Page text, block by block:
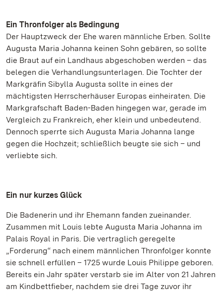
Ein Thronfolger als Bedingung
Der Hauptzweck der Ehe waren männliche Erben. Sollte
Augusta Maria Johanna keinen Sohn gebären, so sollte
die Braut auf ein Landhaus abgeschoben werden – das
belegen die Verhandlungsunterlagen. Die Tochter der
Markgräfin Sibylla Augusta sollte in eines der
mächtigsten Herrscherhäuser Europas einheiraten. Die
Markgrafschaft Baden-Baden hingegen war, gerade im
Vergleich zu Frankreich, eher klein und unbedeutend.
Dennoch sperrte sich Augusta Maria Johanna lange
gegen die Hochzeit; schließlich beugte sie sich – und
verliebte sich.
Ein nur kurzes Glück
Die Badenerin und ihr Ehemann fanden zueinander.
Zusammen mit Louis lebte Augusta Maria Johanna im
Palais Royal in Paris. Die vertraglich geregelte
„Forderung“ nach einem männlichen Thronfolger konnte
sie schnell erfüllen – 1725 wurde Louis Philippe geboren.
Bereits ein Jahr später verstarb sie im Alter von 21 Jahren
am Kindbettfieber, nachdem sie drei Tage zuvor ihr